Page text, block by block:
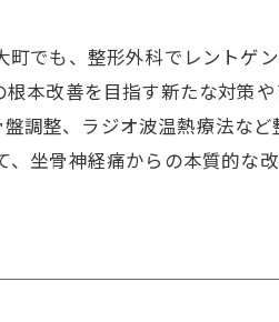
でも、整形外科でレントゲ
本改善を目指す新たな対策
調整、ラジオ波温熱療法な
坐骨神経痛からの本質的な